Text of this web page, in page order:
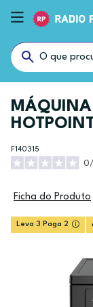
F140315
Ficha do Produto
Leva 3 Paga 2